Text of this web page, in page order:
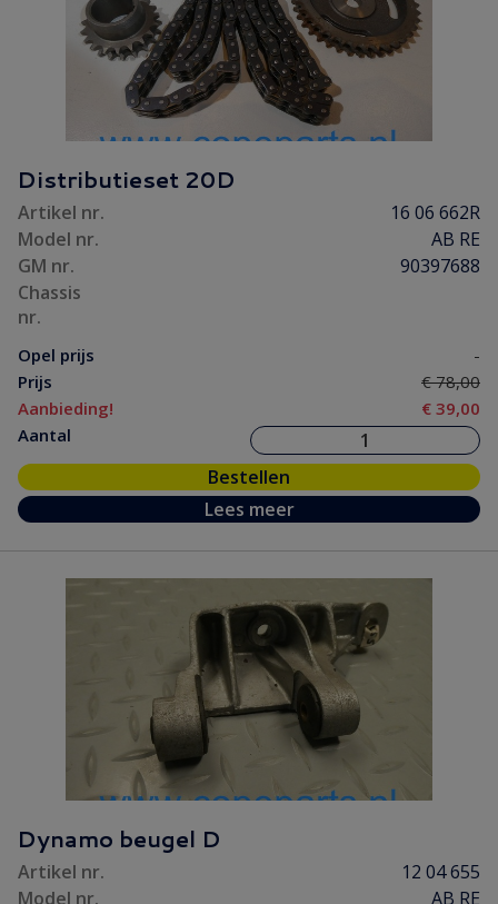
Distributieset 20D
Artikel nr.
16 06 662R
Model nr.
AB RE
GM nr.
90397688
Chassis
nr.
Opel prijs
-
Prijs
€ 78,00
Aanbieding!
€ 39,00
Aantal
Bestellen
Lees meer
Dynamo beugel D
Artikel nr.
12 04 655
Model nr.
AB RE